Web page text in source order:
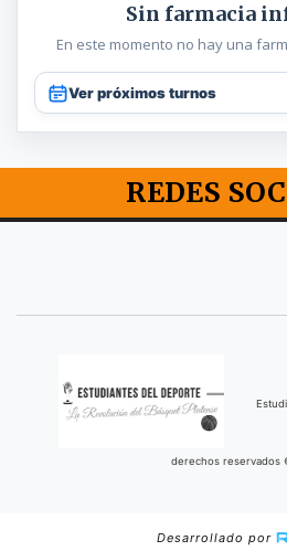
Sin farmacia
En este momento no hay una
Ver próximos turnos
REDES
derechos reservados
Desarrollado por